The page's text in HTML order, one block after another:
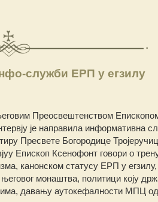
служби ЕРП у егзилу
Преосвештенством
је направила информативна
Пресвете Богородице
Епископ Ксенофонт говори о
канонском статусу ЕРП у
монаштва, политици коју
давању аутокефалности МПЦ